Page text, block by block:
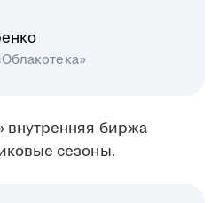
внутренняя биржа
сезоны.